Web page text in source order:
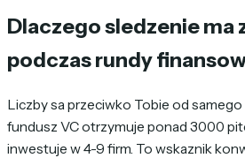
Dlaczego sledzenie ma
podczas rundy
Liczby sa przeciwko Tobie od
fundusz VC otrzymuje ponad 3000
inwestuje w 4-9 firm. To wskaznik